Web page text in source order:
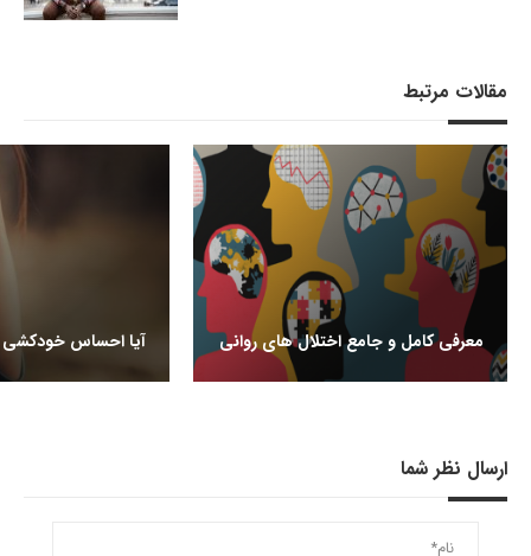
مقالات مرتبط
معرفی کامل و جامع اختلال های روانی آیا احساس خودکشی
ارسال نظر شما